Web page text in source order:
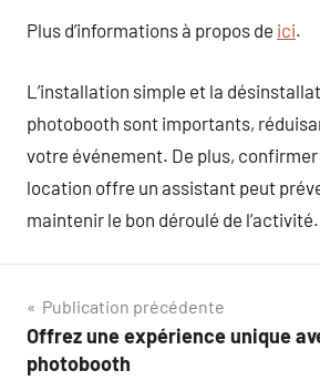
Plus d’informations à propos de ici.
L’installation simple et la
photobooth sont importants,
votre événement. De plus,
location offre un assistant peut
maintenir le bon déroulé de l’activité.
Navigation
de
Publication précédente
Offrez une expérience unique
photobooth